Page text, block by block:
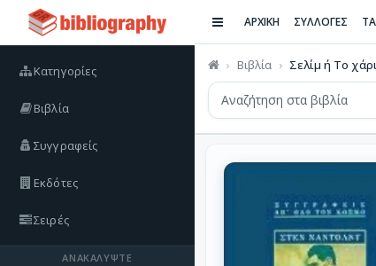
Κατηγορίες
Βιβλία
Συγγραφείς
Εκδότες
Σειρές
ΑΝΑΚΑΛΎΨΤΕ
ΑΡΧΙΚΗ ΣΥΛΛΟΓΕΣ
Βιβλία Σελίμ ή Το